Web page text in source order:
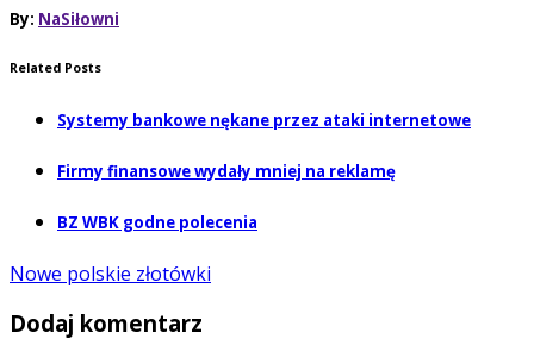
By: NaSiłowni
Related Posts
Systemy bankowe nękane przez ataki internetowe
Firmy finansowe wydały mniej na reklamę
BZ WBK godne polecenia
Nowe polskie złotówki
Dodaj komentarz